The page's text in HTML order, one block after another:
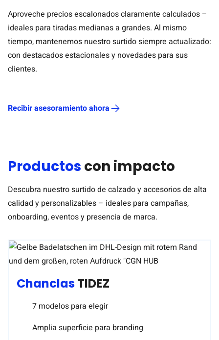
Aproveche precios escalonados claramente calculados –
ideales para tiradas medianas a grandes. Al mismo
tiempo, mantenemos nuestro surtido siempre actualizado:
con destacados estacionales y novedades para sus
clientes.
Recibir asesoramiento ahora
Productos con impacto
Descubra nuestro surtido de calzado y accesorios de alta
calidad y personalizables – ideales para campañas,
onboarding, eventos y presencia de marca.
ChanclasTIDEZ
7 modelos para elegir
Amplia superficie para branding